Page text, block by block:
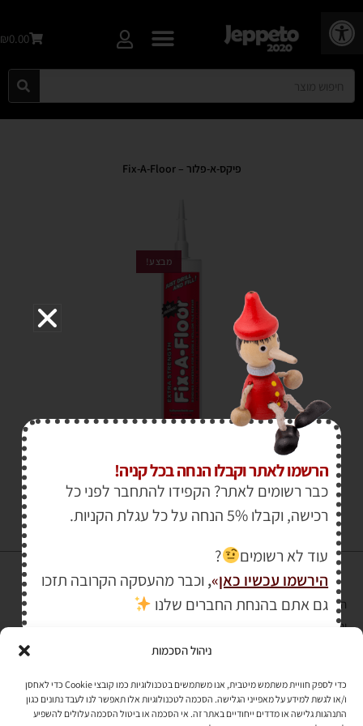
פתח סרגל נגישות
ניהול הסכמות
כדי לספק חוויית משתמש מיטבית, אנו משתמשים בטכנולוגיות כמו קובצי Cookie כדי לאחסן
ו/או לגשת למידע על מאפייני הגלישה. הסכמה לטכנולוגיות אלו תאפשר לנו לעבד נתונים כגון
התנהגות גלישה או מדדים ייחודיים באתר זה. אי הסכמה או ביטול הסכמה עלולים להשפיע
₪0.00
פיקס-א-פלור – Fix-A-Floor
מבצע!
והעומד בתקן אבטחה PCI DSS Level-1
לתקנון האתר»
הרשמו לאתר וקבלו הנחה בכל קניה!
כבר רשומים לאתר? הקפידו להתחבר לפני כל
רכישה, וקבלו 5% הנחה על כל עגלת הקניות.
עוד לא רשומים
?
הירשמו עכשיו כאן»
, וכבר מהעסקה הקרובה תזכו
גם אתם בהנחת החברים שלנו